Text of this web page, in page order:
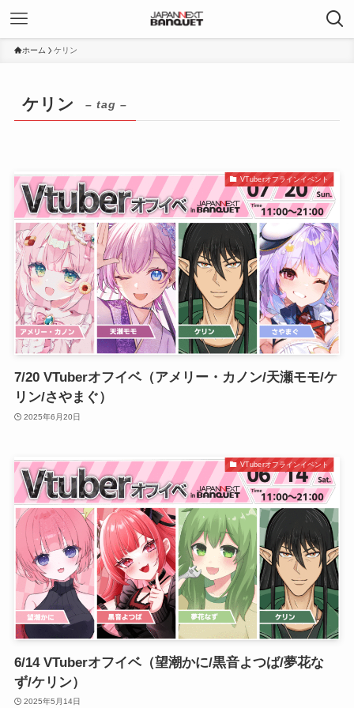
ホーム ケリン
ケリン – tag –
VTuberオフラインイベント
7/20 VTuberオフイベ（アメリー・カノン/天瀬モモ/ケ
リン/さやまぐ）
2025年6月20日
VTuberオフラインイベント
6/14 VTuberオフイベ（望潮かに/黒音よつば/夢花な
ず/ケリン）
2025年5月14日